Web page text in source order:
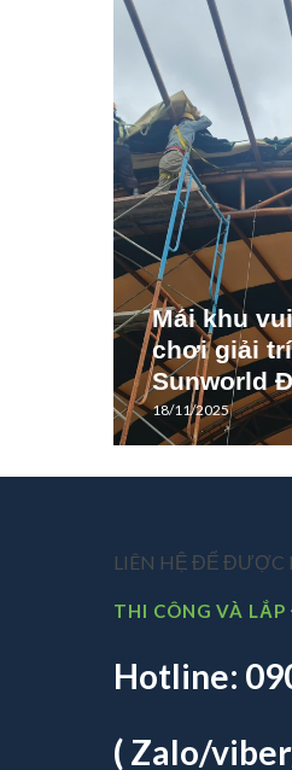
Mái khu
chơi giải
Sunworld
18/11/2025
LIÊN HỆ ĐỂ ĐƯỢC
THI CÔNG VÀ
Hotline:
( Zalo/